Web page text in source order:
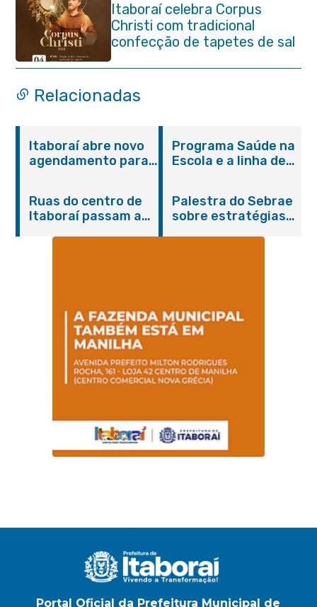
Itaboraí celebra Corpus
Christi com tradicional
confecção de tapetes de sal
e programação religiosa na
Avenida 22 de Maio
Relacionadas
Itaboraí abre novo
agendamento para
Programa Saúde na
Escola e a linha de
promovem
conscientização
sobre hanseníase
Ruas do centro de
Itaboraí passam a
Palestra do Sebrae
sobre estratégias
Portal Oficial da Prefeitura Municipal de